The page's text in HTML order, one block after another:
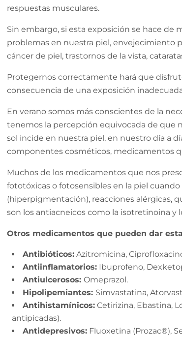
respuestas musculares.
Sin embargo, si esta exposición se hace
problemas en nuestra piel, envejecimiento
cáncer de piel, trastornos de la vista,
Protegernos correctamente hará que
consecuencia de una exposición
En verano somos más conscientes de la
tenemos la percepción equivocada de que
sol incide en nuestra piel, en nuestro día a
componentes cosméticos, medicamentos
Muchos de los medicamentos que nos
fototóxicas o fotosensibles en la piel
(hiperpigmentación), reacciones alérgicas,
son los antiacneicos como la isotretinoina y
Otros medicamentos que pueden dar
Antibióticos: Azitromicina,
Antiinflamatorios: Ibuprofeno,
Antiulcerosos: Omeprazol.
Hipolipemiantes: Simvastatina,
Antihistamínicos: Cetirizina, Ebastina,
antipicadas).
Antidepresivos: Fluoxetina (Prozac®),